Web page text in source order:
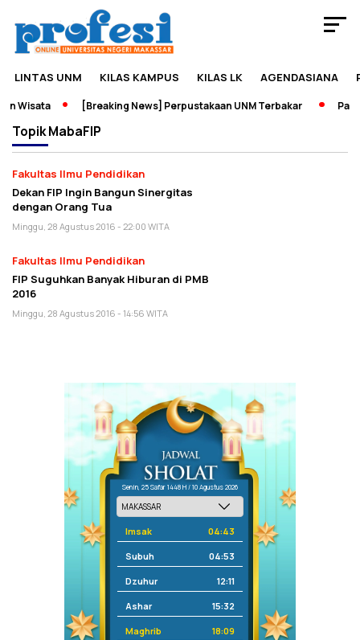
LINTAS UNM KILAS KAMPUS KILAS LK AGENDASIANA
Wisata [Breaking News] Perpustakaan UNM Terbakar
TopikMabaFIP
Fakultas Ilmu Pendidikan
Dekan FIP Ingin Bangun Sinergitas
dengan Orang Tua
Minggu, 28 Agustus 2016 - 22:00 WITA
Fakultas Ilmu Pendidikan
FIP Suguhkan Banyak Hiburan di PMB
2016
Minggu, 28 Agustus 2016 - 14:56 WITA
Senin, 25 Safar 1448 H / 10 Agustus 2026
Imsak 04:43
Subuh 04:53
Dzuhur 12:11
Ashar 15:32
Maghrib 18:09